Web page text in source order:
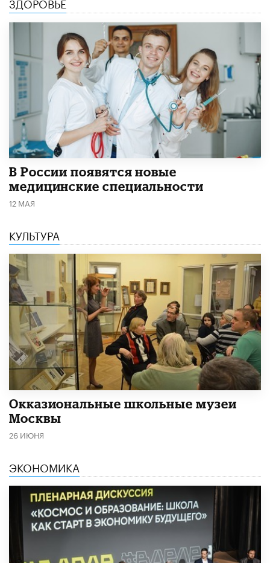
В России появятся новые
медицинские специальности
12 МАЯ
КУЛЬТУРА
​Окказиональные школьные музеи
Москвы
26 ИЮНЯ
ЭКОНОМИКА